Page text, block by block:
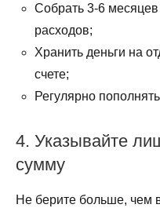
Собрать 3-6
расходов;
Хранить деньги на
счете;
Регулярно пополнять
4. Указывайте
сумму
Не берите больше, чем